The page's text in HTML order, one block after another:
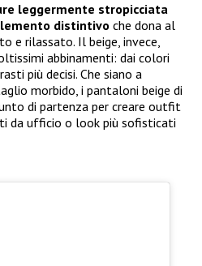
leggermente stropicciata
distintivo che dona al
e rilassato. Il beige, invece,
abbinamenti: dai colori
più decisi. Che siano a
morbido, i pantaloni beige di
di partenza per creare outfit
da ufficio o look più sofisticati